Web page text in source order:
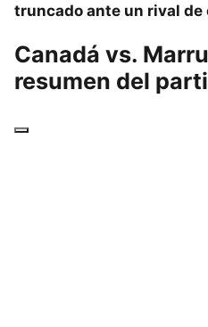
truncado ante un rival de
Canadá vs.
resumen del